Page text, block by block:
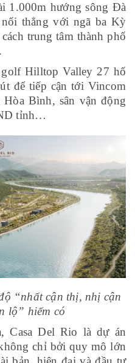
1.000m hướng sông Đà
thẳng với ngã ba Kỳ
trung tâm thành phố
Hilltop Valley 27 hố
để tiếp cận tới Vincom
Bình, sân vận động
tỉnh…
“nhất cận thị, nhị cận
lộ” hiếm có
Casa Del Rio là dự án
chỉ bởi quy mô lớn